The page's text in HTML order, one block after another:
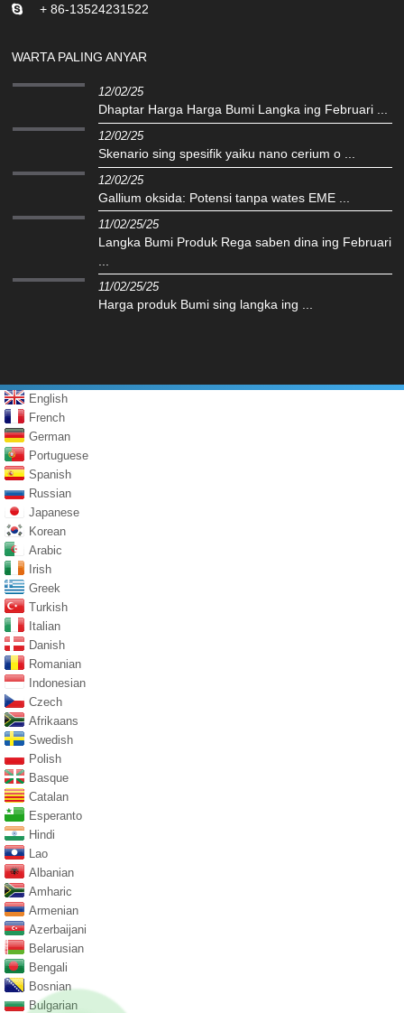
+ 86-13524231522
WARTA PALING ANYAR
12/02/25
Dhaptar Harga Harga Bumi Langka ing Februari ...
12/02/25
Skenario sing spesifik yaiku nano cerium o ...
12/02/25
Gallium oksida: Potensi tanpa wates EME ...
11/02/25/25
Langka Bumi Produk Rega saben dina ing Februari
11/02/25/25
Harga produk Bumi sing langka ing ...
English
French
German
Portuguese
Spanish
Russian
Japanese
Korean
Arabic
Irish
Greek
Turkish
Italian
Danish
Romanian
Indonesian
Czech
Afrikaans
Swedish
Polish
Basque
Catalan
Esperanto
Hindi
Lao
Albanian
Amharic
Armenian
Azerbaijani
Belarusian
Bengali
Bosnian
Bulgarian